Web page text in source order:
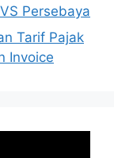
Persebaya
Tarif Pajak
Invoice